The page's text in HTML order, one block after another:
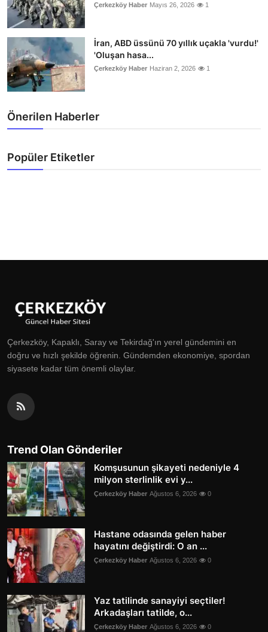
Çerkezköy Haber Mayıs 26, 2026 1
İran, ABD üssünü 70 yıllık uçakla 'vurdu!'
'Oluşan hasa...
Çerkezköy Haber Haziran 2, 2026 1
Önerilen Haberler
Popüler Etiketler
Çerkezköy, Kapaklı, Saray ve Tekirdağ'ın yerel gündemini en
doğru ve hızlı şekilde öğrenin. Gündemden ekonomiye, spordan
siyasete kadar tüm önemli olaylar.
Trend Olan Gönderiler
Komşusunun şikayeti nedeniyle 4
milyon sterlinlik evi y...
Çerkezköy Haber Ağustos 6, 2026 0
Hastane odasında gelen haber
hayatını değiştirdi: O an ...
Çerkezköy Haber Ağustos 6, 2026 0
Yaz tatilinde sanayiyi seçtiler!
Arkadaşları tatilde, o...
Çerkezköy Haber Ağustos 6, 2026 0